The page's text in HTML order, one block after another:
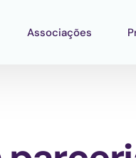
Associações